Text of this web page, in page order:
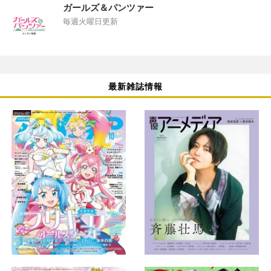
ガールズ＆パンツァー
毎週火曜日更新
最新雑誌情報